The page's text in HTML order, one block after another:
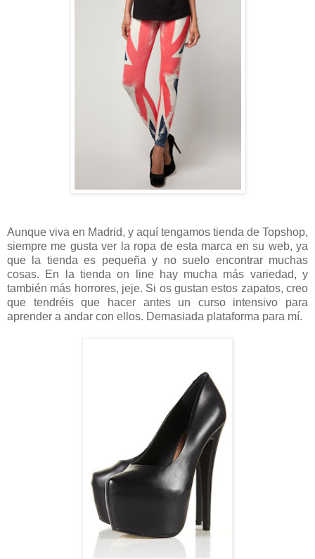
Aunque viva en Madrid, y aquí tengamos tienda de Topshop,
siempre me gusta ver la ropa de esta marca en su web, ya
que la tienda es pequeña y no suelo encontrar muchas
cosas. En la tienda on line hay mucha más variedad, y
también más horrores, jeje. Si os gustan estos zapatos, creo
que tendréis que hacer antes un curso intensivo para
aprender a andar con ellos. Demasiada plataforma para mí.